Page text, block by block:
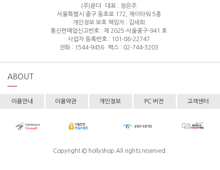
(주)분더
대표 : 정은주
서울특별시 중구 동호로 172, 제이타워 5층
개인정보 보호 책임자 : 김세희
통신판매업신고번호 : 제 2025-서울중구-941 호
사업자 등록번호 : 101-86-22747
전화 : 1544-9456
팩스 : 02-744-3203
ABOUT
이용안내 이용약관 개인정보 PC 버전 고객센터
Copyright © hollyshop All rights reserved.